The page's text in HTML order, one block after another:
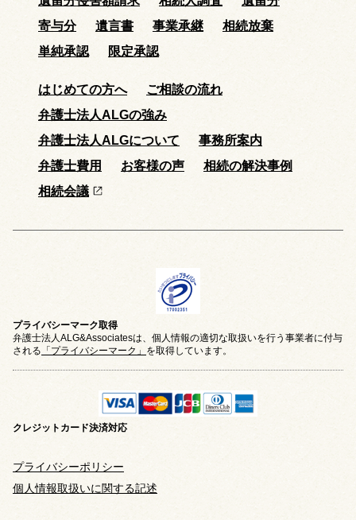
寄与分
遺言書 事業承継
相続放棄
単純承認
限定承認
はじめての方へ
ご相談の流れ
弁護士法人ALGの強み
弁護士法人ALGについて
事務所案内
弁護士費用
お客様の声
相続の解決事例
相続会議
プライバシーマーク取得
弁護士法人ALG&Associatesは、個人情報の適切な取扱いを行う事業者に付与
される 「プライバシーマーク」 を取得しています。
クレジットカード決済対応
プライバシーポリシー
個人情報取扱いに関する記述